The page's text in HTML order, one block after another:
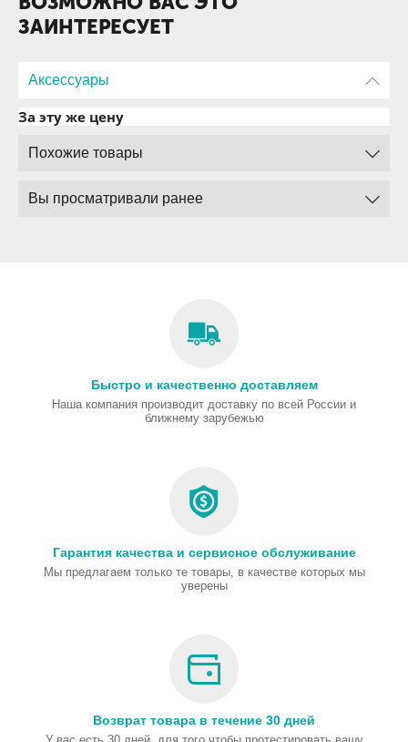
ЗАИНТЕРЕСУЕТ
Аксессуары
За эту же цену
Похожие товары
Вы просматривали ранее
Быстро и качественно доставляем
Наша компания производит доставку по всей России и
ближнему зарубежью
Гарантия качества и сервисное обслуживание
Мы предлагаем только те товары, в качестве которых мы
уверены
Возврат товара в течение 30 дней